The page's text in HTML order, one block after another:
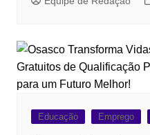
Educação Emprego